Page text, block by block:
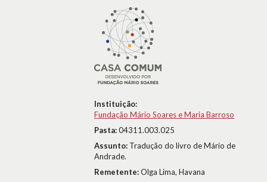
Instituição:
Fundação Mário Soares e Maria Barroso
Pasta:04311.003.025
Assunto: Tradução do livro de Mário de
Andrade.
Remetente:Olga Lima, Havana